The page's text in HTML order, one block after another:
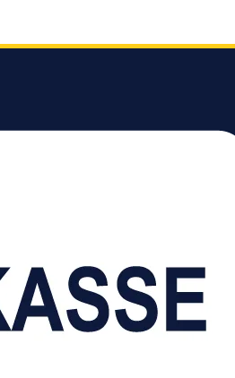
Design
der breiten
Hülle (Multipack) in
schmale Box 5er-